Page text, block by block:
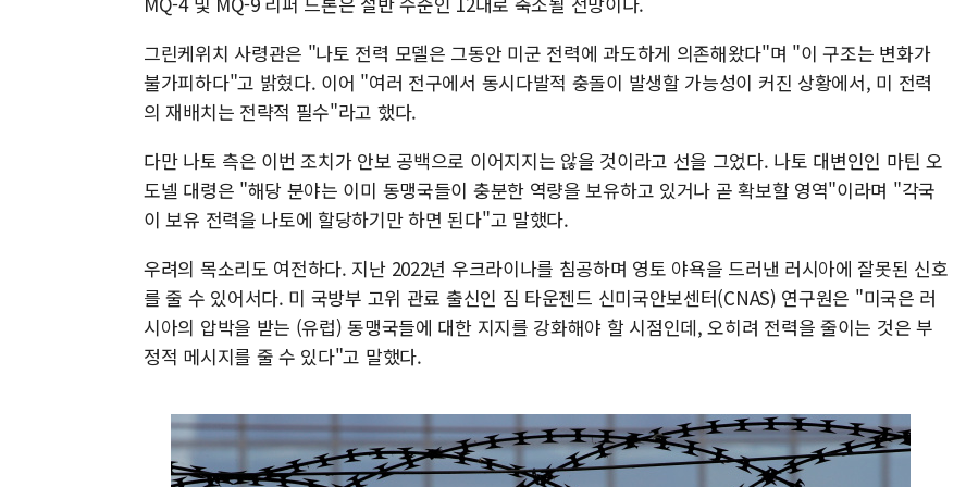
그린케위치 사령관은 "나토 전력 모델은 그동안 미군 전력에 과도하게 의존해왔다"며 "이 구조는 변화가
불가피하다"고 밝혔다. 이어 "여러 전구에서 동시다발적 충돌이 발생할 가능성이 커진 상황에서, 미 전력
의 재배치는 전략적 필수"라고 했다.
다만 나토 측은 이번 조치가 안보 공백으로 이어지지는 않을 것이라고 선을 그었다. 나토 대변인인 마틴 오
도넬 대령은 "해당 분야는 이미 동맹국들이 충분한 역량을 보유하고 있거나 곧 확보할 영역"이라며 "각국
이 보유 전력을 나토에 할당하기만 하면 된다"고 말했다.
우려의 목소리도 여전하다. 지난 2022년 우크라이나를 침공하며 영토 야욕을 드러낸 러시아에 잘못된 신호
를 줄 수 있어서다. 미 국방부 고위 관료 출신인 짐 타운젠드 신미국안보센터(CNAS) 연구원은 "미국은 러
시아의 압박을 받는 (유럽) 동맹국들에 대한 지지를 강화해야 할 시점인데, 오히려 전력을 줄이는 것은 부
정적 메시지를 줄 수 있다"고 말했다.